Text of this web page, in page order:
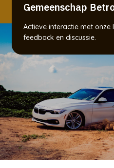
Gemeenschap
Actieve interactie met onze
feedback en discussie.